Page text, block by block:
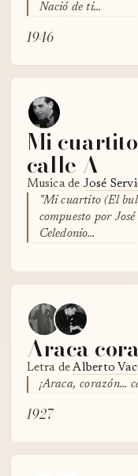
Nació de ti...
1946
Mi
calle A
Musica de José
"Mi cuartito (El
compuesto por
Celedonio…
Araca
Letra deAlberto
¡Araca, corazón...
1927